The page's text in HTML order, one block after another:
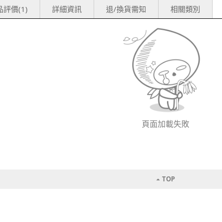
評價(1) 詳細資訊 退/換貨需知 相關類別
頁面加載失敗
TOP